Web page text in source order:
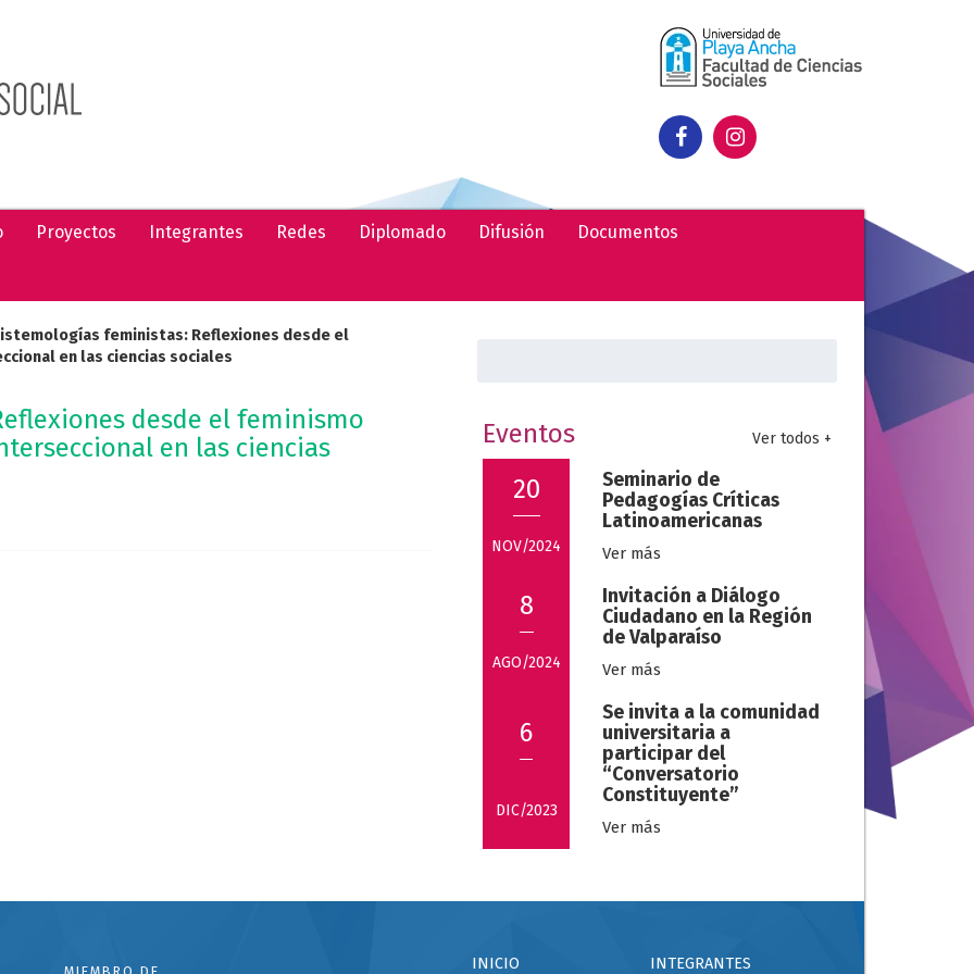
Proyectos Integrantes Redes Diplomado Difusión Documentos
feministas: Reflexiones desde el
en las ciencias sociales
desde el feminismo
en las ciencias
Eventos Ver todos +
20
NOV/2024
Seminario de
Pedagogías Críticas
Latinoamericanas
Ver más
8
AGO/2024
Invitación a Diálogo
Ciudadano en la Región
de Valparaíso
Ver más
6
DIC/2023
Se invita a la comunidad
universitaria a
participar del
“Conversatorio
Constituyente”
Ver más
INICIO INTEGRANTES